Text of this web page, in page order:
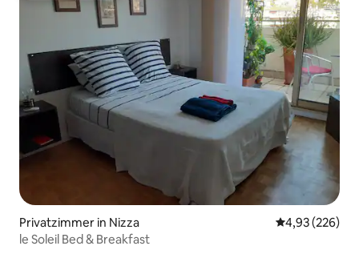
Privatzimmer in Nizza
4,93 (226)
le Soleil Bed & Breakfast